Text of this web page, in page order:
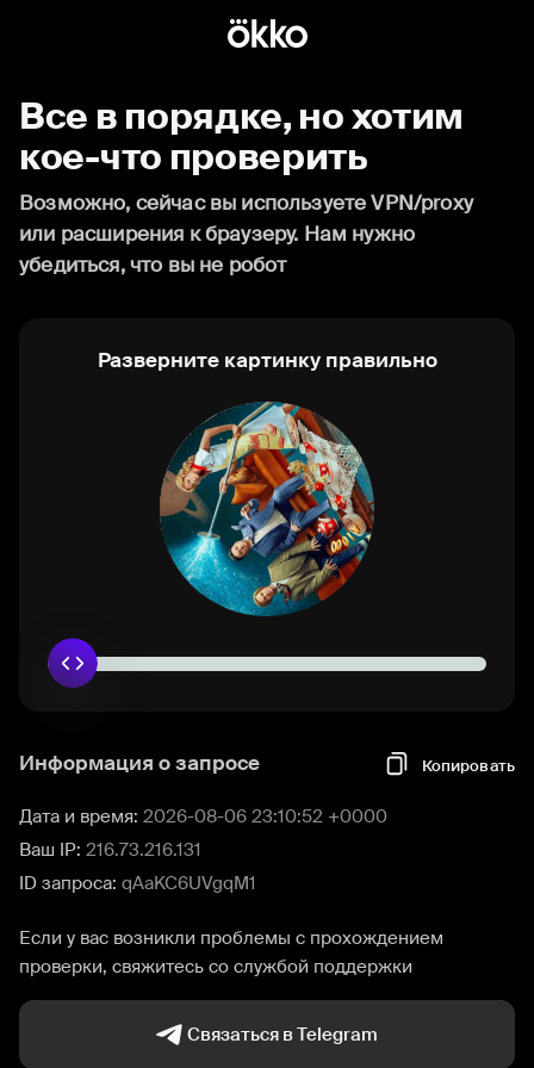
Все в порядке, но хотим
кое-что проверить
Возможно, сейчас вы используете VPN/proxy
или расширения к браузеру. Нам нужно
убедиться, что вы не робот
Разверните картинку правильно
Информация о запросе Копировать
Дата и время: 2026-08-06 23:10:52 +0000
Ваш IP: 216.73.216.131
ID запроса: qAaKC6UVgqM1
Если у вас возникли проблемы с прохождением
проверки, свяжитесь со службой поддержки
Связаться в Telegram